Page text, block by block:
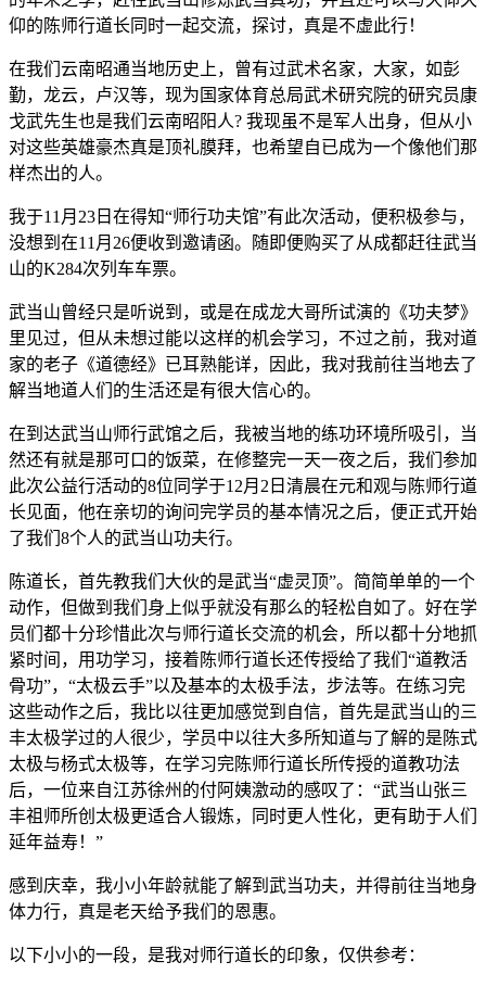
仰的陈师行道长同时一起交流，探讨，真是不虚此行！
在我们云南昭通当地历史上，曾有过武术名家，大家，如彭
勤，龙云，卢汉等，现为国家体育总局武术研究院的研究员康
戈武先生也是我们云南昭阳人? 我现虽不是军人出身，但从小
对这些英雄豪杰真是顶礼膜拜，也希望自已成为一个像他们那
样杰出的人。
我于11月23日在得知“师行功夫馆”有此次活动，便积极参与，
没想到在11月26便收到邀请函。随即便购买了从成都赶往武当
山的K284次列车车票。
武当山曾经只是听说到，或是在成龙大哥所试演的《功夫梦》
里见过，但从未想过能以这样的机会学习，不过之前，我对道
家的老子《道德经》已耳熟能详，因此，我对我前往当地去了
解当地道人们的生活还是有很大信心的。
在到达武当山师行武馆之后，我被当地的练功环境所吸引，当
然还有就是那可口的饭菜，在修整完一天一夜之后，我们参加
此次公益行活动的8位同学于12月2日清晨在元和观与陈师行道
长见面，他在亲切的询问完学员的基本情况之后，便正式开始
了我们8个人的武当山功夫行。
陈道长，首先教我们大伙的是武当“虚灵顶”。简简单单的一个
动作，但做到我们身上似乎就没有那么的轻松自如了。好在学
员们都十分珍惜此次与师行道长交流的机会，所以都十分地抓
紧时间，用功学习，接着陈师行道长还传授给了我们“道教活
骨功”，“太极云手”以及基本的太极手法，步法等。在练习完
这些动作之后，我比以往更加感觉到自信，首先是武当山的三
丰太极学过的人很少，学员中以往大多所知道与了解的是陈式
太极与杨式太极等，在学习完陈师行道长所传授的道教功法
后，一位来自江苏徐州的付阿姨激动的感叹了：“武当山张三
丰祖师所创太极更适合人锻炼，同时更人性化，更有助于人们
延年益寿！”
感到庆幸，我小小年龄就能了解到武当功夫，并得前往当地身
体力行，真是老天给予我们的恩惠。
以下小小的一段，是我对师行道长的印象，仅供参考：